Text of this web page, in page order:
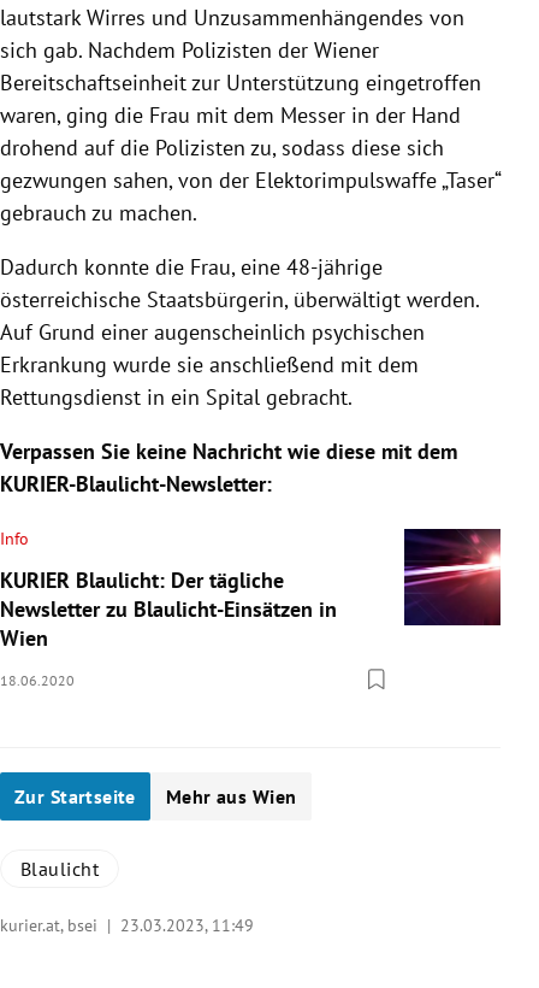
lautstark Wirres und Unzusammenhängendes von
sich gab. Nachdem Polizisten der Wiener
Bereitschaftseinheit zur Unterstützung eingetroffen
waren, ging die Frau mit dem Messer in der Hand
drohend auf die Polizisten zu, sodass diese sich
gezwungen sahen, von der Elektorimpulswaffe „Taser“
gebrauch zu machen.
Dadurch konnte die Frau, eine 48-jährige
österreichische Staatsbürgerin, überwältigt werden.
Auf Grund einer augenscheinlich psychischen
Erkrankung wurde sie anschließend mit dem
Rettungsdienst in ein Spital gebracht.
Verpassen Sie keine Nachricht wie diese mit dem
KURIER-Blaulicht-Newsletter:
Info
KURIER Blaulicht: Der tägliche
Newsletter zu Blaulicht-Einsätzen in
Wien
18.06.2020
Zur Startseite Mehr aus Wien
Blaulicht
kurier.at, bsei | 23.03.2023, 11:49